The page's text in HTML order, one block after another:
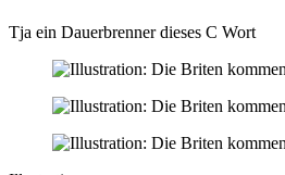
Tja ein Dauerbrenner dieses C Wort